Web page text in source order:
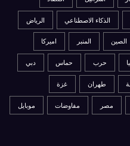
الذكاء الاصطناعي الرياض
الصين المنبر اميركا
حرب حماس دبي
طهران غزة
مصر مفاوضات موبايل